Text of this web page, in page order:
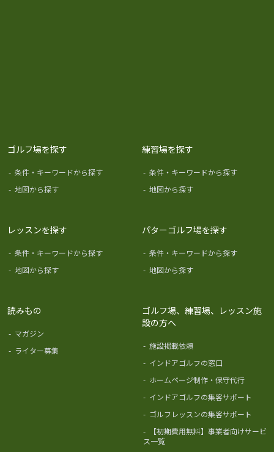
ゴルフ場を探す
- 条件・キーワードから探す
- 地図から探す
練習場を探す
- 条件・キーワードから探す
- 地図から探す
レッスンを探す
- 条件・キーワードから探す
- 地図から探す
パターゴルフ場を探す
- 条件・キーワードから探す
- 地図から探す
読みもの
- マガジン
- ライター募集
ゴルフ場、練習場、レッスン施
設の方へ
- 施設掲載依頼
- インドアゴルフの窓口
- ホームページ制作・保守代行
- インドアゴルフの集客サポート
- ゴルフレッスンの集客サポート
-
【初期費用無料】事業者向けサービ
ス一覧